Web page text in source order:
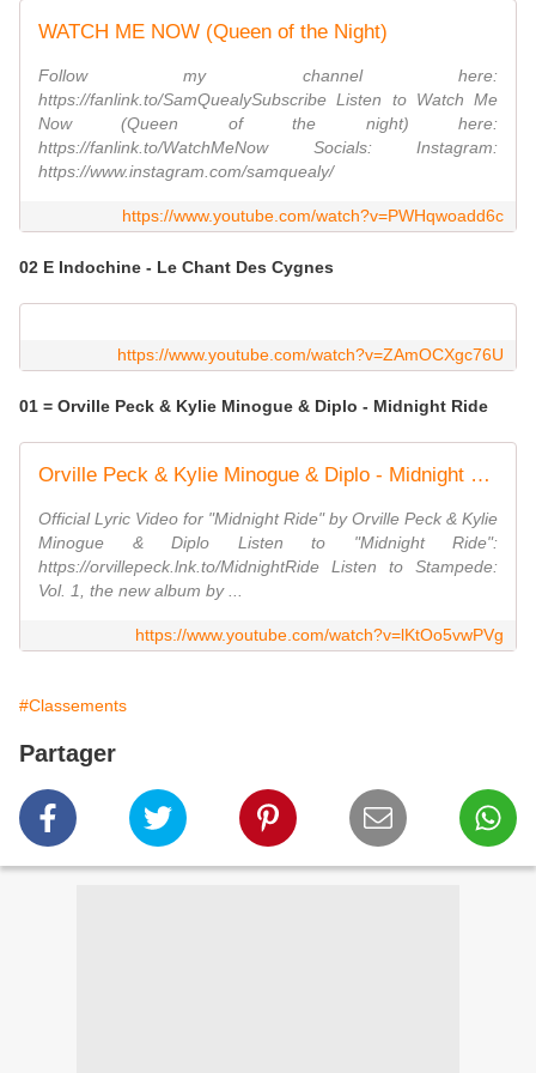
WATCH ME NOW (Queen of the Night)
Follow my channel here:
https://fanlink.to/SamQuealySubscribe Listen to Watch Me
Now (Queen of the night) here:
https://fanlink.to/WatchMeNow Socials: Instagram:
https://www.instagram.com/samquealy/
https://www.youtube.com/watch?v=PWHqwoadd6c
02 E Indochine - Le Chant Des Cygnes
https://www.youtube.com/watch?v=ZAmOCXgc76U
01 = Orville Peck & Kylie Minogue & Diplo - Midnight Ride
Orville Peck & Kylie Minogue & Diplo - Midnight Ride (Official Lyric Video)
Official Lyric Video for "Midnight Ride" by Orville Peck & Kylie
Minogue & Diplo Listen to "Midnight Ride":
https://orvillepeck.lnk.to/MidnightRide Listen to Stampede:
Vol. 1, the new album by ...
https://www.youtube.com/watch?v=lKtOo5vwPVg
#Classements
Partager